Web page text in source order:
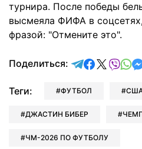
турнира. После победы
высмеяла ФИФА в
фразой: "Отмените это".
Поделиться: отправить в
Теги: ФУТБОЛ
ДЖАСТИН БИБЕР
ЧМ-2026 ПО ФУТБОЛУ